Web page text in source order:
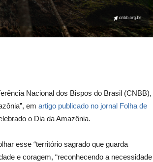
Nacional dos Bispos do Brasil (CNBB),
em artigo publicado no jornal Folha de
o Dia da Amazônia.
esse “território sagrado que guarda
e coragem, “reconhecendo a necessidade